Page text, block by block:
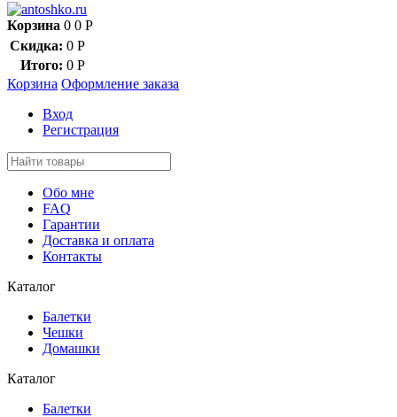
Корзина 0 0 Р
Скидка: 0 Р
Итого: 0 Р
Корзина Оформление заказа
Вход
Регистрация
Обо мне
FAQ
Гарантии
Доставка и оплата
Контакты
Каталог
Балетки
Чешки
Домашки
Каталог
Балетки